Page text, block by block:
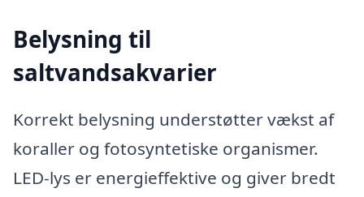
Belysning til
saltvandsakvarier
Korrekt belysning understøtter vækst af
koraller og fotosyntetiske organismer.
LED-lys er energieffektive og giver bredt